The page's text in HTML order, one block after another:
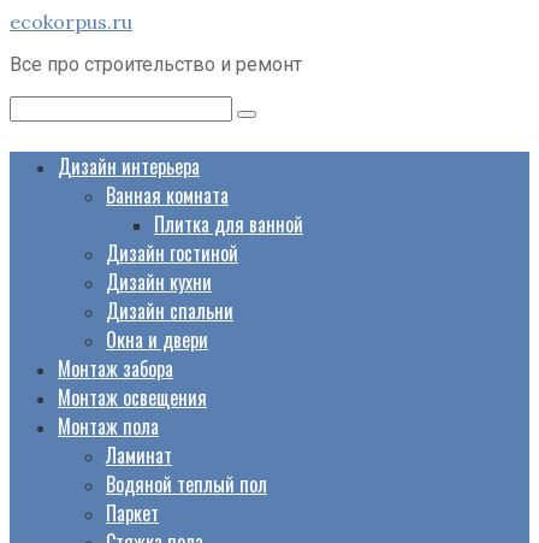
Перейти
контенту
ecokorpus.ru
Все про строительство и ремонт
Дизайн интерьера
Ванная комната
Плитка для ванной
Дизайн гостиной
Дизайн кухни
Дизайн спальни
Окна и двери
Монтаж забора
Монтаж освещения
Монтаж пола
Ламинат
Водяной теплый пол
Паркет